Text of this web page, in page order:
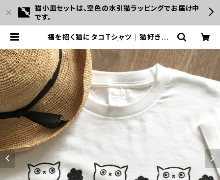
猫小皿セットは、空色の水引猫ラッピングでお届け中
です。
福を招く猫にタコTシャツ｜猫好き・ユ